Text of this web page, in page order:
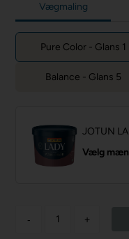
Vægmaling
Pure Color - Glans 1
Balance - Glans 5
JOTUN
Vælg
- +